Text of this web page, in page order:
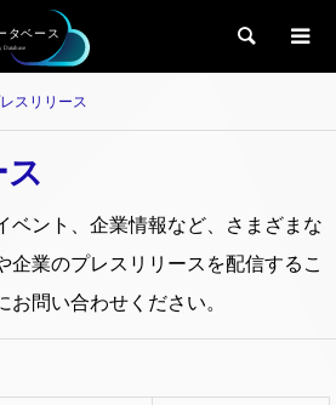
検索
スリリース
ベント、企業情報など、さまざまな
企業のプレスリリースを配信するこ
お問い合わせください。